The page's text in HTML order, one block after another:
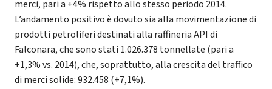
merci, pari a +4% rispetto allo stesso periodo 2014.
L’andamento positivo è dovuto sia alla movimentazione di
prodotti petroliferi destinati alla raffineria API di
Falconara, che sono stati 1.026.378 tonnellate (pari a
+1,3% vs. 2014), che, soprattutto, alla crescita del traffico
di merci solide: 932.458 (+7,1%).